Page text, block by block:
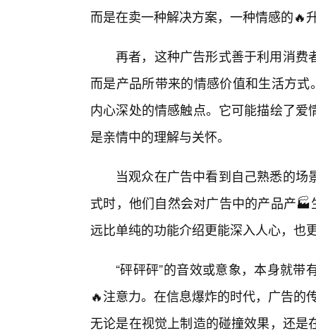
而是在卖一种解决方案，一种情感的🔥
再者，这种广告形式善于利用消费
而是产品所带来的情感价值和生活方
内心深处的情感触点。它可能描绘了
是亲情中的理解与关怀。
当观众在广告中看到自己熟悉的
式时，他们自然会对广告中的产品产
远比单纯的功能介绍更能深入人心，也
“砰砰砰”的音效或意象，本身就
🔥注意力。在信息爆炸的时代，广告的
无论是在视觉上制造的碰撞效果，还